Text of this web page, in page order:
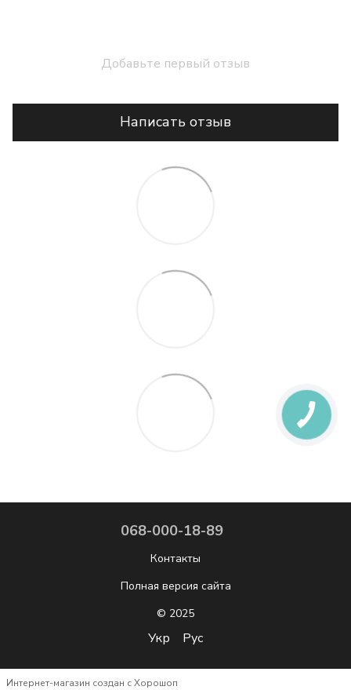
Добавьте первый отзыв
Написать отзыв
068-000-18-89
Контакты
Полная версия сайта
© 2025
Укр Рус
Интернет-магазин создан с Хорошоп